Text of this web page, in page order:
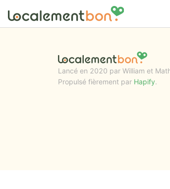
Lancé en 2020 par William et
Propulsé fièrement par Hapify.